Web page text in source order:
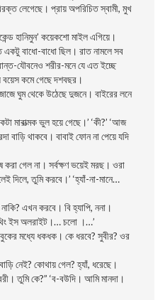
লেগেছে। প্রায় অপরিচিত স্বামী, মুখ
হানিমুন’ কয়েকশাে মাইল এগিয়ে।
বাধাে-বাধাে ছিল। রাত নামলে সব
যৌবনেও শরীর-মনে যে এত ইচ্ছে
বয়েস কমে গেছে দশবছর।
ঘুম থেকে উঠেছে দুজনে। বাইরের লনে
মারাত্মক ভুল হয়ে গেছে।’ ‘কী?’ ‘আজ
বাড়ি থাকবে। বাবাই ফোন না পেয়ে যদি
গেল না। সর্বক্ষণ ভয়েই মরছ। ওরা
দিলে, তুমি করবে।’ ‘হ্যাঁ-না-মানে…
এখন করবে। বি হ্যাপি, ননা।
ইস অলরাইট।… চলাে ।…’
মধ্যে ধকধক। কে ধরবে? সুবীর? ওর
নেই? কোথায় গেল? হ্যাঁ, ধরেছে।
তুমি কে?” ‘ব-বউদি। আমি মানদা।